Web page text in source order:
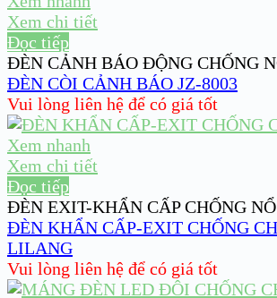
Xem chi tiết
Đọc tiếp
ĐÈN CẢNH BÁO ĐỘNG CHỐNG
ĐÈN CÒI CẢNH BÁO JZ-8003
Vui lòng liên hệ để có giá tốt
Xem nhanh
Xem chi tiết
Đọc tiếp
ĐÈN EXIT-KHẨN CẤP CHỐNG NỔ
ĐÈN KHẨN CẤP-EXIT CHỐNG
LILANG
Vui lòng liên hệ để có giá tốt